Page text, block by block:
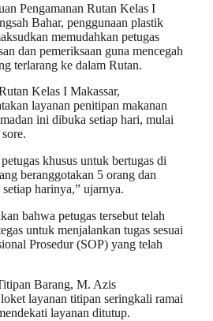
Pengamanan Rutan Kelas I
Bahar, penggunaan plastik
memudahkan petugas
dan pemeriksaan guna mencegah
terlarang ke dalam Rutan.
Kelas I Makassar,
layanan penitipan makanan
ini dibuka setiap hari, mulai
khusus untuk bertugas di
beranggotakan 5 orang dan
harinya,” ujarnya.
bahwa petugas tersebut telah
untuk menjalankan tugas sesuai
Prosedur (SOP) yang telah
Barang, M. Azis
layanan titipan seringkali ramai
layanan ditutup.